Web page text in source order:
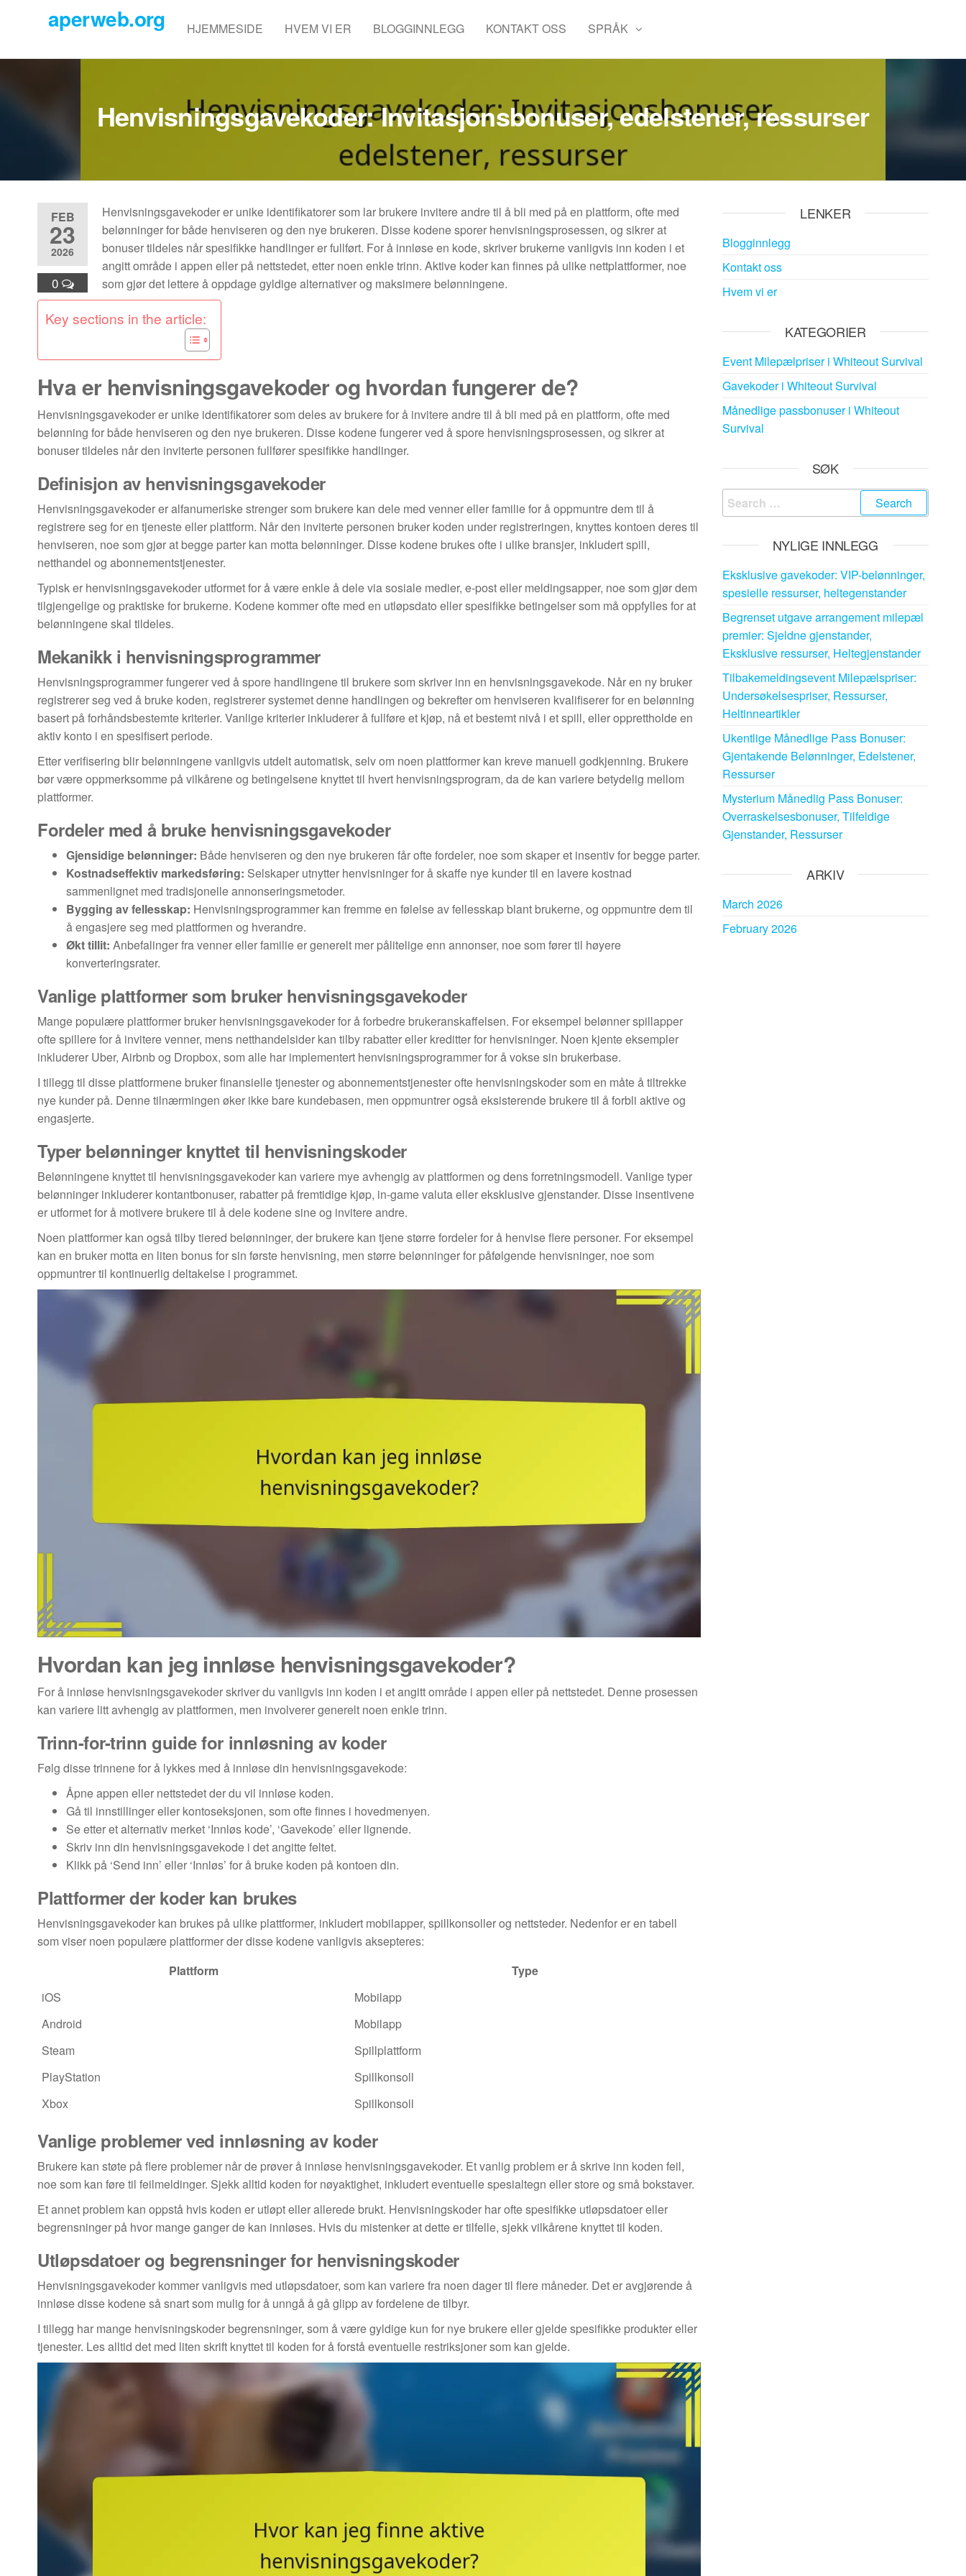
content
aperweb.org HJEMMESIDE HVEM VI ER BLOGGINNLEGG KONTAKT OSS SPRÅK
Henvisningsgavekoder: Invitasjonsbonuser, edelstener, ressurser
FEB
23
2026
0
Henvisningsgavekoder er unike identifikatorer som lar brukere invitere andre til å bli med på en plattform, ofte med
belønninger for både henviseren og den nye brukeren. Disse kodene sporer henvisningsprosessen, og sikrer at
bonuser tildeles når spesifikke handlinger er fullført. For å innløse en kode, skriver brukerne vanligvis inn koden i et
angitt område i appen eller på nettstedet, etter noen enkle trinn. Aktive koder kan finnes på ulike nettplattformer, noe
som gjør det lettere å oppdage gyldige alternativer og maksimere belønningene.
Key sections in the article:
Hva er henvisningsgavekoder og hvordan fungerer de?
Henvisningsgavekoder er unike identifikatorer som deles av brukere for å invitere andre til å bli med på en plattform, ofte med
belønning for både henviseren og den nye brukeren. Disse kodene fungerer ved å spore henvisningsprosessen, og sikrer at
bonuser tildeles når den inviterte personen fullfører spesifikke handlinger.
Definisjon av henvisningsgavekoder
Henvisningsgavekoder er alfanumeriske strenger som brukere kan dele med venner eller familie for å oppmuntre dem til å
registrere seg for en tjeneste eller plattform. Når den inviterte personen bruker koden under registreringen, knyttes kontoen deres til
henviseren, noe som gjør at begge parter kan motta belønninger. Disse kodene brukes ofte i ulike bransjer, inkludert spill,
netthandel og abonnementstjenester.
Typisk er henvisningsgavekoder utformet for å være enkle å dele via sosiale medier, e-post eller meldingsapper, noe som gjør dem
tilgjengelige og praktiske for brukerne. Kodene kommer ofte med en utløpsdato eller spesifikke betingelser som må oppfylles for at
belønningene skal tildeles.
Mekanikk i henvisningsprogrammer
Henvisningsprogrammer fungerer ved å spore handlingene til brukere som skriver inn en henvisningsgavekode. Når en ny bruker
registrerer seg ved å bruke koden, registrerer systemet denne handlingen og bekrefter om henviseren kvalifiserer for en belønning
basert på forhåndsbestemte kriterier. Vanlige kriterier inkluderer å fullføre et kjøp, nå et bestemt nivå i et spill, eller opprettholde en
aktiv konto i en spesifisert periode.
Etter verifisering blir belønningene vanligvis utdelt automatisk, selv om noen plattformer kan kreve manuell godkjenning. Brukere
bør være oppmerksomme på vilkårene og betingelsene knyttet til hvert henvisningsprogram, da de kan variere betydelig mellom
plattformer.
Fordeler med å bruke henvisningsgavekoder
Gjensidige belønninger: Både henviseren og den nye brukeren får ofte fordeler, noe som skaper et insentiv for begge parter.
Kostnadseffektiv markedsføring: Selskaper utnytter henvisninger for å skaffe nye kunder til en lavere kostnad
sammenlignet med tradisjonelle annonseringsmetoder.
Bygging av fellesskap: Henvisningsprogrammer kan fremme en følelse av fellesskap blant brukerne, og oppmuntre dem til
å engasjere seg med plattformen og hverandre.
Økt tillit: Anbefalinger fra venner eller familie er generelt mer pålitelige enn annonser, noe som fører til høyere
konverteringsrater.
Vanlige plattformer som bruker henvisningsgavekoder
Mange populære plattformer bruker henvisningsgavekoder for å forbedre brukeranskaffelsen. For eksempel belønner spillapper
ofte spillere for å invitere venner, mens netthandelsider kan tilby rabatter eller kreditter for henvisninger. Noen kjente eksempler
inkluderer Uber, Airbnb og Dropbox, som alle har implementert henvisningsprogrammer for å vokse sin brukerbase.
I tillegg til disse plattformene bruker finansielle tjenester og abonnementstjenester ofte henvisningskoder som en måte å tiltrekke
nye kunder på. Denne tilnærmingen øker ikke bare kundebasen, men oppmuntrer også eksisterende brukere til å forbli aktive og
engasjerte.
Typer belønninger knyttet til henvisningskoder
Belønningene knyttet til henvisningsgavekoder kan variere mye avhengig av plattformen og dens forretningsmodell. Vanlige typer
belønninger inkluderer kontantbonuser, rabatter på fremtidige kjøp, in-game valuta eller eksklusive gjenstander. Disse insentivene
er utformet for å motivere brukere til å dele kodene sine og invitere andre.
Noen plattformer kan også tilby tiered belønninger, der brukere kan tjene større fordeler for å henvise flere personer. For eksempel
kan en bruker motta en liten bonus for sin første henvisning, men større belønninger for påfølgende henvisninger, noe som
oppmuntrer til kontinuerlig deltakelse i programmet.
Hvordan kan jeg innløse henvisningsgavekoder?
For å innløse henvisningsgavekoder skriver du vanligvis inn koden i et angitt område i appen eller på nettstedet. Denne prosessen
kan variere litt avhengig av plattformen, men involverer generelt noen enkle trinn.
Trinn-for-trinn guide for innløsning av koder
Følg disse trinnene for å lykkes med å innløse din henvisningsgavekode:
Åpne appen eller nettstedet der du vil innløse koden.
Gå til innstillinger eller kontoseksjonen, som ofte finnes i hovedmenyen.
Se etter et alternativ merket ‘Innløs kode’, ‘Gavekode’ eller lignende.
Skriv inn din henvisningsgavekode i det angitte feltet.
Klikk på ‘Send inn’ eller ‘Innløs’ for å bruke koden på kontoen din.
Plattformer der koder kan brukes
Henvisningsgavekoder kan brukes på ulike plattformer, inkludert mobilapper, spillkonsoller og nettsteder. Nedenfor er en tabell
som viser noen populære plattformer der disse kodene vanligvis aksepteres:
Plattform
Type
iOS
Mobilapp
Android
Mobilapp
Steam
Spillplattform
PlayStation
Spillkonsoll
Xbox
Spillkonsoll
Vanlige problemer ved innløsning av koder
Brukere kan støte på flere problemer når de prøver å innløse henvisningsgavekoder. Et vanlig problem er å skrive inn koden feil,
noe som kan føre til feilmeldinger. Sjekk alltid koden for nøyaktighet, inkludert eventuelle spesialtegn eller store og små bokstaver.
Et annet problem kan oppstå hvis koden er utløpt eller allerede brukt. Henvisningskoder har ofte spesifikke utløpsdatoer eller
begrensninger på hvor mange ganger de kan innløses. Hvis du mistenker at dette er tilfelle, sjekk vilkårene knyttet til koden.
Utløpsdatoer og begrensninger for henvisningskoder
Henvisningsgavekoder kommer vanligvis med utløpsdatoer, som kan variere fra noen dager til flere måneder. Det er avgjørende å
innløse disse kodene så snart som mulig for å unngå å gå glipp av fordelene de tilbyr.
I tillegg har mange henvisningskoder begrensninger, som å være gyldige kun for nye brukere eller gjelde spesifikke produkter eller
tjenester. Les alltid det med liten skrift knyttet til koden for å forstå eventuelle restriksjoner som kan gjelde.
LENKER
Blogginnlegg
Kontakt oss
Hvem vi er
KATEGORIER
Event Milepælpriser i Whiteout Survival
Gavekoder i Whiteout Survival
Månedlige passbonuser i Whiteout
Survival
SØK
Search
for:
NYLIGE INNLEGG
Eksklusive gavekoder: VIP-belønninger,
spesielle ressurser, heltegenstander
Begrenset utgave arrangement milepæl
premier: Sjeldne gjenstander,
Eksklusive ressurser, Heltegjenstander
Tilbakemeldingsevent Milepælspriser:
Undersøkelsespriser, Ressurser,
Heltinneartikler
Ukentlige Månedlige Pass Bonuser:
Gjentakende Belønninger, Edelstener,
Ressurser
Mysterium Månedlig Pass Bonuser:
Overraskelsesbonuser, Tilfeldige
Gjenstander, Ressurser
ARKIV
March 2026
February 2026